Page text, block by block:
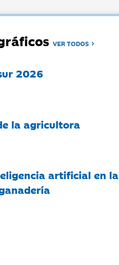
VER TODOS
2026
la agricultora
artificial en la